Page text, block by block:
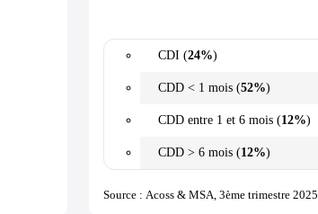
CDI (24%)
CDD < 1 mois (52%)
CDD entre 1 et 6 mois (12%)
CDD > 6 mois (12%)
Source : Acoss & MSA, 3ème trimestre 2025